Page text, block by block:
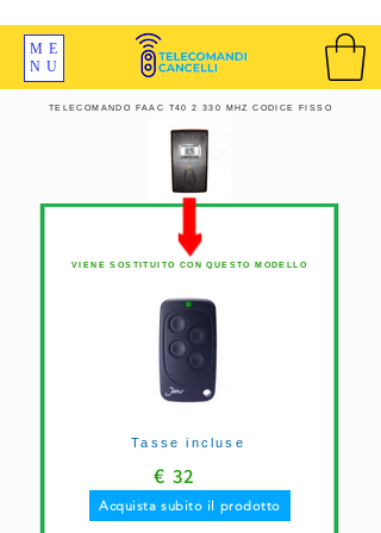
ME
NU
TELECOMANDO FAAC T40 2 330 MHZ CODICE FISSO
VIENE SOSTITUITO CON QUESTO MODELLO
€ 32
Acquista subito il prodotto
Tasse incluse